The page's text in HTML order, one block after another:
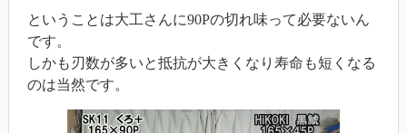
ということは大工さんに90Pの切れ味って必要ないん
です。
しかも刃数が多いと抵抗が大きくなり寿命も短くなる
のは当然です。